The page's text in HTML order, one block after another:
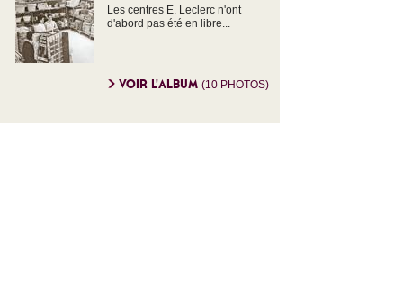
Les centres E. Leclerc n'ont
d'abord pas été en libre...
VOIR L'ALBUM (10 PHOTOS)